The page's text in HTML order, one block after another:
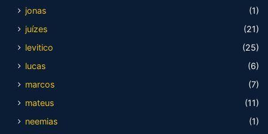
jonas
(1)
juízes
(21)
levitico
(25)
lucas
(6)
marcos
(7)
mateus
(11)
neemias
(1)